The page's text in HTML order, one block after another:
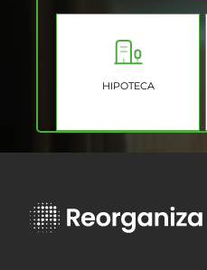
HIPOTECA